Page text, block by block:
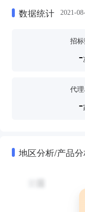
数据统计 2021-
招
-
代
-
地区分析/产品